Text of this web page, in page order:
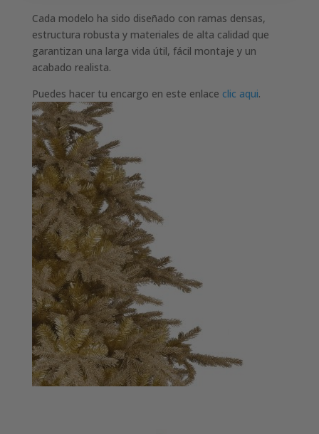
Cada modelo ha sido diseñado con ramas densas,
estructura robusta y materiales de alta calidad que
garantizan una larga vida útil, fácil montaje y un
acabado realista.
Puedes hacer tu encargo en este enlace clic aqui.